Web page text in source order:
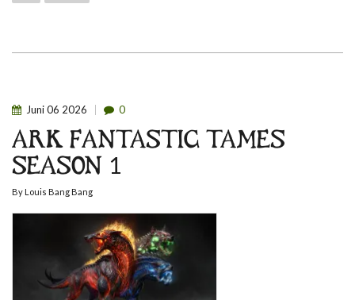
Juni06 2026 0
ARK FANTASTIC TAMES
SEASON 1
By Louis Bang Bang